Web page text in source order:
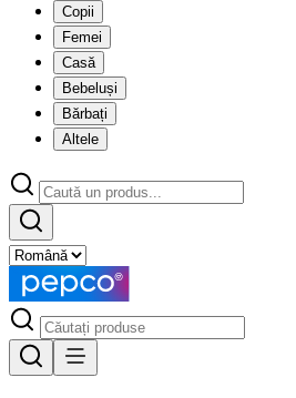
Copii
Femei
Casă
Bebeluși
Bărbați
Altele